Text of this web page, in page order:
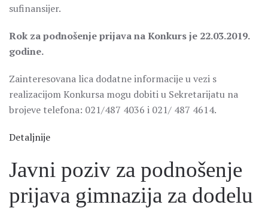
sufinansijer.
Rok za podnošenje prijava na Konkurs je 22.03.2019.
godine.
Zainteresovana lica dodatne informacije u vezi s
realizacijom Konkursa mogu dobiti u Sekretarijatu na
brojeve telefona: 021/487 4036 i 021/ 487 4614.
Detaljnije
Javni poziv za podnošenje
prijava gimnazija za dodelu